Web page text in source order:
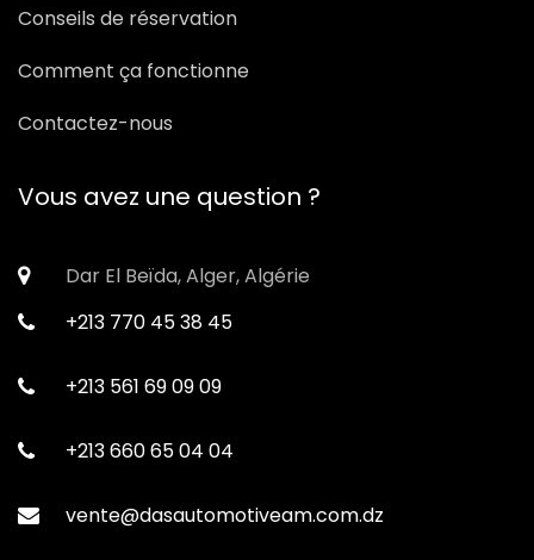
Conseils de réservation
Comment ça fonctionne
Contactez-nous
Vous avez une question ?
Dar El Beïda, Alger, Algérie
+213 770 45 38 45
+213 561 69 09 09
+213 660 65 04 04
vente@dasautomotiveam.com.dz